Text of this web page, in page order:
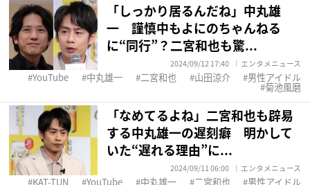
「しっかり居るんだね」中丸雄
一 謹慎中もよにのちゃんねる
に“同行”？二宮和也も驚...
2024/09/12 17:40 エンタメニュース
YouTube 中丸雄一 二宮和也 山田涼介 男性アイドル
菊池風磨
「なめてるよね」二宮和也も辟易
する中丸雄一の遅刻癖 明かして
いた“遅れる理由”に...
2024/09/11 06:00 エンタメニュース
KAT-TUN YouTube 中丸雄一 二宮和也 男性アイドル